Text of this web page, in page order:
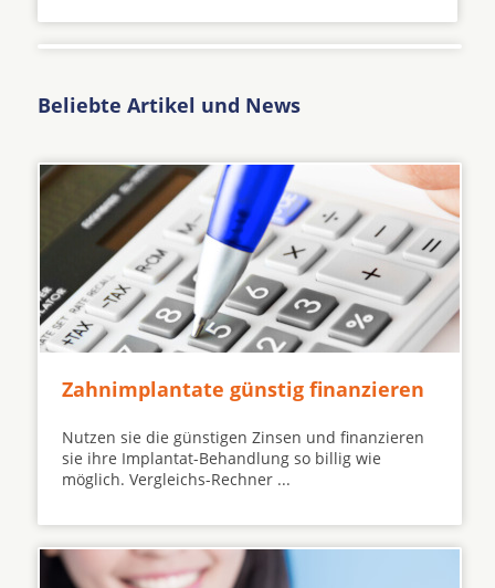
Beliebte Artikel und News
Zahnimplantate günstig finanzieren
Nutzen sie die günstigen Zinsen und finanzieren
sie ihre Implantat-Behandlung so billig wie
möglich. Vergleichs-Rechner ...